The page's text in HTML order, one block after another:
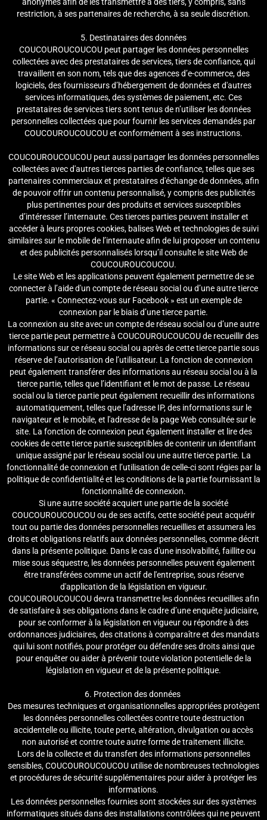
restriction, à ses partenaires de recherche, à sa seule discrétion.
5. Destinataires des données
COUCOUROUCOUCOU peut partager les données personnelles
collectées avec des prestataires de services, tiers de confiance, qui
travaillent en son nom, tels que des agences d’e-commerce, des
logiciels, des fournisseurs d’hébergement de données et d'autres
services informatiques, des systèmes de paiement, etc. Ces
prestataires de services tiers sont tenus de n’utiliser les données
personnelles collectées que pour fournir les services demandés par
COUCOUROUCOUCOU et conformément à ses instructions.
COUCOUROUCOUCOU peut aussi partager les données personnelles
collectées avec d'autres tierces parties de confiance, telles que ses
partenaires commerciaux et prestataires d'échange de données, afin
de pouvoir offrir un contenu personnalisé, y compris des publicités
plus pertinentes pour des produits et services susceptibles
d’intéresser l’internaute. Ces tierces parties peuvent installer et
accéder à leurs propres cookies, balises Web et technologies de suivi
similaires sur le mobile de l’internaute afin de lui proposer un contenu
et des publicités personnalisés lorsqu’il consulte le site Web de
COUCOUROUCOUCOU.
Le site Web et les applications peuvent également permettre de se
connecter à l’aide d'un compte de réseau social ou d’une autre tierce
partie. « Connectez-vous sur Facebook » est un exemple de
connexion par le biais d’une tierce partie.
La connexion au site avec un compte de réseau social ou d’une autre
tierce partie peut permettre à COUCOUROUCOUCOU de recueillir des
informations sur ce réseau social ou après de cette tierce partie sous
réserve de l’autorisation de l’utilisateur. La fonction de connexion
peut également transférer des informations au réseau social ou à la
tierce partie, telles que l’identifiant et le mot de passe. Le réseau
social ou la tierce partie peut également recueillir des informations
automatiquement, telles que l’adresse IP, des informations sur le
navigateur et le mobile, et l'adresse de la page Web consultée sur le
site. La fonction de connexion peut également installer et lire des
cookies de cette tierce partie susceptibles de contenir un identifiant
unique assigné par le réseau social ou une autre tierce partie. La
fonctionnalité de connexion et l’utilisation de celle-ci sont régies par la
politique de confidentialité et les conditions de la partie fournissant la
fonctionnalité de connexion.
Si une autre société acquiert une partie de la société
COUCOUROUCOUCOU ou de ses actifs, cette société peut acquérir
tout ou partie des données personnelles recueillies et assumera les
droits et obligations relatifs aux données personnelles, comme décrit
dans la présente politique. Dans le cas d'une insolvabilité, faillite ou
mise sous séquestre, les données personnelles peuvent également
être transférées comme un actif de l'entreprise, sous réserve
d'application de la législation en vigueur.
COUCOUROUCOUCOU devra transmettre les données recueillies afin
de satisfaire à ses obligations dans le cadre d’une enquête judiciaire,
pour se conformer à la législation en vigueur ou répondre à des
ordonnances judiciaires, des citations à comparaître et des mandats
qui lui sont notifiés, pour protéger ou défendre ses droits ainsi que
pour enquêter ou aider à prévenir toute violation potentielle de la
législation en vigueur et de la présente politique.
6. Protection des données
Des mesures techniques et organisationnelles appropriées protègent
les données personnelles collectées contre toute destruction
accidentelle ou illicite, toute perte, altération, divulgation ou accès
non autorisé et contre toute autre forme de traitement illicite.
Lors de la collecte et du transfert des informations personnelles
sensibles, COUCOUROUCOUCOU utilise de nombreuses technologies
et procédures de sécurité supplémentaires pour aider à protéger les
informations.
Les données personnelles fournies sont stockées sur des systèmes
informatiques situés dans des installations contrôlées qui ne peuvent